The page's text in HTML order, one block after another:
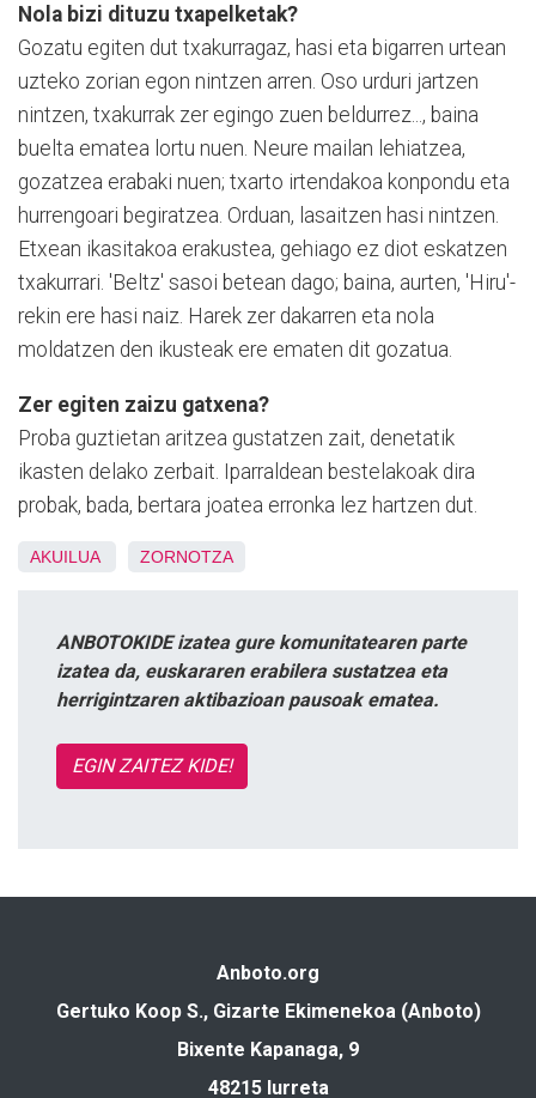
Nola bizi dituzu txapelketak?
Gozatu egiten dut txakurragaz, hasi eta bigarren urtean
uzteko zorian egon nintzen arren. Oso urduri jartzen
nintzen, txakurrak zer egingo zuen beldurrez..., baina
buelta ematea lortu nuen. Neure mailan lehiatzea,
gozatzea erabaki nuen; txarto irtendakoa konpondu eta
hurrengoari begiratzea. Orduan, lasaitzen hasi nintzen.
Etxean ikasitakoa erakustea, gehiago ez diot eskatzen
txakurrari. 'Beltz' sasoi betean dago; baina, aurten, 'Hiru'-
rekin ere hasi naiz. Harek zer dakarren eta nola
moldatzen den ikusteak ere ematen dit gozatua.
Zer egiten zaizu gatxena?
Proba guztietan aritzea gustatzen zait, denetatik
ikasten delako zerbait. Iparraldean bestelakoak dira
probak, bada, bertara joatea erronka lez hartzen dut.
AKUILUA ZORNOTZA
ANBOTOKIDE izatea gure komunitatearen parte
izatea da, euskararen erabilera sustatzea eta
herrigintzaren aktibazioan pausoak ematea.
EGIN ZAITEZ KIDE!
Anboto.org
Gertuko Koop S., Gizarte Ekimenekoa (Anboto)
Bixente Kapanaga, 9
48215 Iurreta